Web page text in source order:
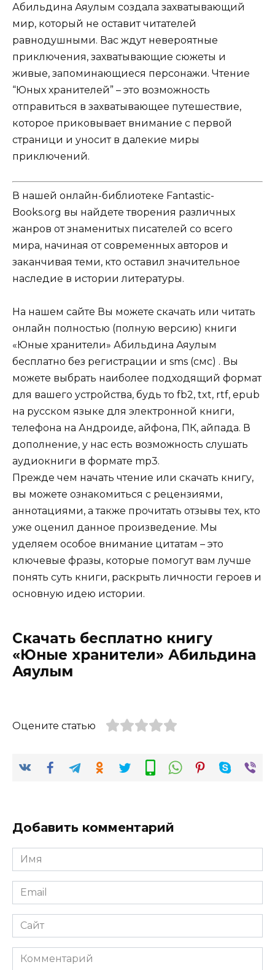
Абильдина Аяулым создала захватывающий
мир, который не оставит читателей
равнодушными. Вас ждут невероятные
приключения, захватывающие сюжеты и
живые, запоминающиеся персонажи. Чтение
“Юных хранителей” – это возможность
отправиться в захватывающее путешествие,
которое приковывает внимание с первой
страници и уносит в далекие миры
приключений.
В нашей онлайн-библиотеке Fantastic-
Books.org вы найдете творения различных
жанров от знаменитых писателей со всего
мира, начиная от современных авторов и
заканчивая теми, кто оставил значительное
наследие в истории литературы.
На нашем сайте Вы можете скачать или читать
онлайн полностью (полную версию) книги
«Юные хранители» Абильдина Аяулым
бесплатно без регистрации и sms (смс) . Вы
можете выбрать наиболее подходящий формат
для вашего устройства, будь то fb2, txt, rtf, epub
на русском языке для электронной книги,
телефона на Андроиде, айфона, ПК, айпада. В
дополнение, у нас есть возможность слушать
аудиокниги в формате mp3.
Прежде чем начать чтение или скачать книгу,
вы можете ознакомиться с рецензиями,
аннотациями, а также прочитать отзывы тех, кто
уже оценил данное произведение. Мы
уделяем особое внимание цитатам – это
ключевые фразы, которые помогут вам лучше
понять суть книги, раскрыть личности героев и
основную идею истории.
Скачать бесплатно книгу
«Юные хранители» Абильдина
Аяулым
Оцените статью
Добавить комментарий
Имя
*
Email
*
Сайт
Комментарий